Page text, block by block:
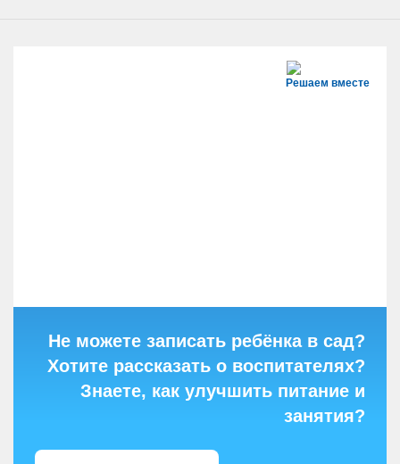
Решаем вместе
Не можете записать ребёнка в сад?
Хотите рассказать о воспитателях?
Знаете, как улучшить питание и
занятия?